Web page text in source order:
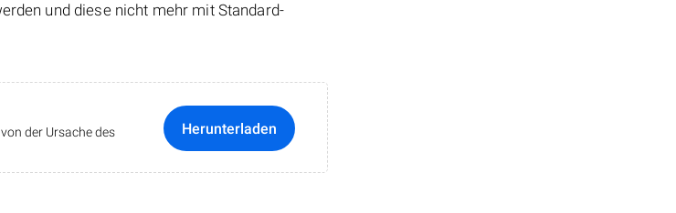
und diese nicht mehr mit Standard-
der Ursache des
Herunterladen